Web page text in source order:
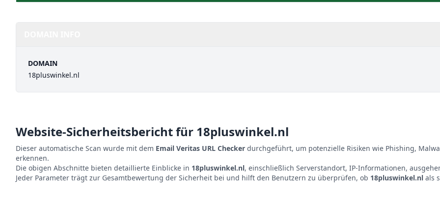
DOMAIN
18pluswinkel.nl
Website-Sicherheitsbericht für 18pluswinkel.nl
Dieser automatische Scan wurde mit dem Email Veritas URL Checker durchgeführt, um potenzielle Risiken wie Phishing,
erkennen.
Die obigen Abschnitte bieten detaillierte Einblicke in 18pluswinkel.nl, einschließlich Serverstandort, IP-Informationen,
Jeder Parameter trägt zur Gesamtbewertung der Sicherheit bei und hilft den Benutzern zu überprüfen, ob 18pluswinkel.nl als